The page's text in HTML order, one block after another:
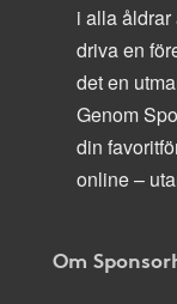
i alla åldrar
driva en
det en
Genom
din
online –
Om